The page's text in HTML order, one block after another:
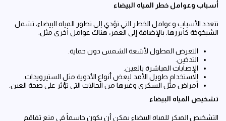
أسباب وعوامل خطر المياه البيضاء
تتعدد الأسباب وعوامل الخطر التي تؤدي إلى تطور المياه البيضاء، تشمل
الشيخوخة كأبرزها. بالإضافة إلى العمر، هناك عوامل أخرى مثل:
التعرض المطول لأشعة الشمس دون حماية.
التدخين.
الإصابات المباشرة بالعين.
الاستخدام طويل الأمد لبعض أنواع الأدوية مثل الستيرويدات.
أمراض مثل السكري وغيرها من الحالات التي تؤثر على صحة العين.
تشخيص المياه البيضاء
التشخيص المبكر للمياه البيضاء يمكن أن يكون حاسماً في منع تفاقم